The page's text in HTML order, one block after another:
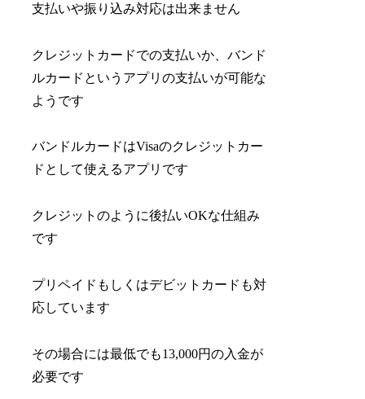
支払いや振り込み対応は出来ません
クレジットカードでの支払いか、バンド
ルカードというアプリの支払いが可能な
ようです
バンドルカードはVisaのクレジットカー
ドとして使えるアプリです
クレジットのように後払いOKな仕組み
です
プリペイドもしくはデビットカードも対
応しています
その場合には最低でも13,000円の入金が
必要です